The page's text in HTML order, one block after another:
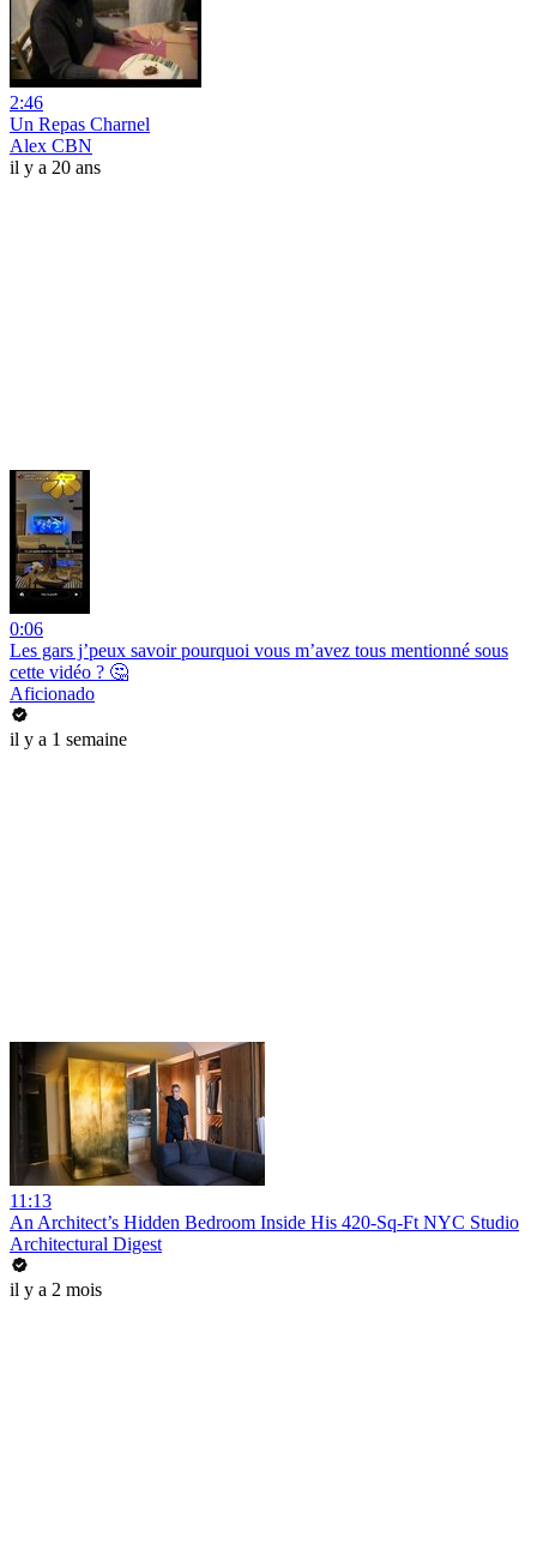
2:46
Un Repas Charnel
Alex CBN
il y a 20 ans
0:06
Les gars j’peux savoir pourquoi vous m’avez tous mentionné sous
cette vidéo ? 🤔
Aficionado
il y a 1 semaine
11:13
An Architect’s Hidden Bedroom Inside His 420-Sq-Ft NYC Studio
Architectural Digest
il y a 2 mois